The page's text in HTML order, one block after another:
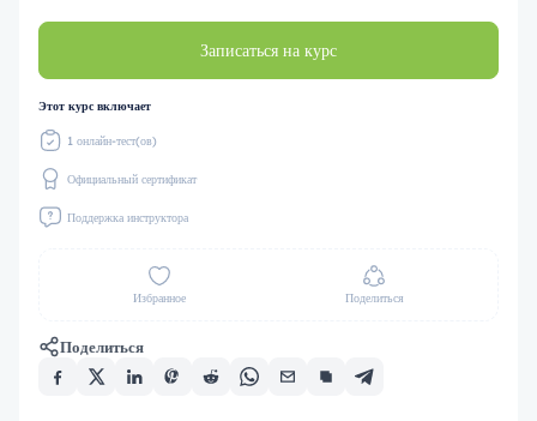
Записаться на курс
Этот курс включает
1 онлайн-тест(ов)
Официальный сертификат
Поддержка инструктора
Избранное Поделиться
Поделиться